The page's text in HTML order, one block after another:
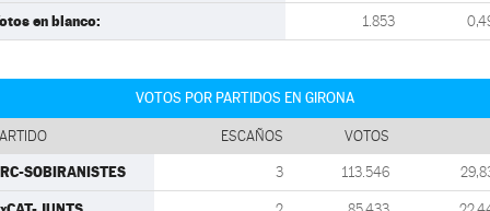
en blanco: 1.853
VOTOS POR PARTIDOS EN GIRONA
ESCAÑOS VOTOS
SOBIRANISTES 3 113.546